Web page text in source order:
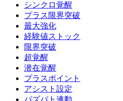
シンクロ覚醒
プラス限界突破
最大強化
経験値ストック
限界突破
超覚醒
潜在覚醒
プラスポイント
アシスト設定
パズバト連動